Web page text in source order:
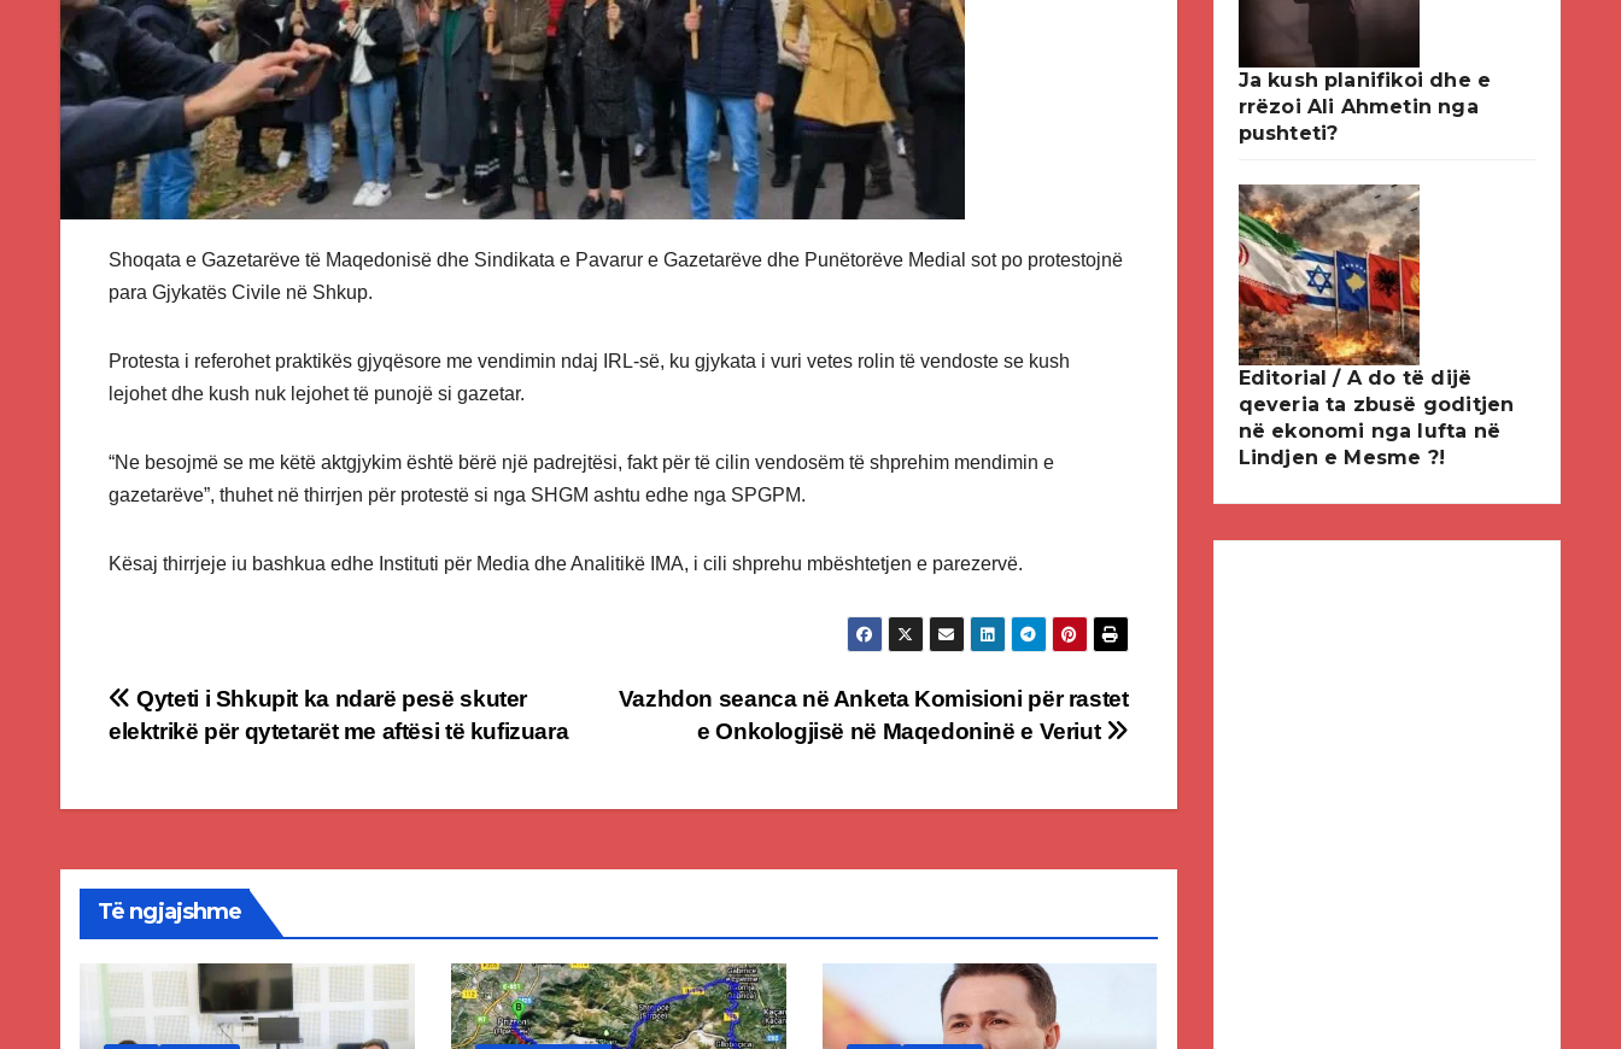
Shoqata e Gazetarëve të Maqedonisë dhe Sindikata e Pavarur e Gazetarëve dhe Punëtorëve Medial sot po protestojnë
para Gjykatës Civile në Shkup.
Protesta i referohet praktikës gjyqësore me vendimin ndaj IRL-së, ku gjykata i vuri vetes rolin të vendoste se kush
lejohet dhe kush nuk lejohet të punojë si gazetar.
“Ne besojmë se me këtë aktgjykim është bërë një padrejtësi, fakt për të cilin vendosëm të shprehim mendimin e
gazetarëve”, thuhet në thirrjen për protestë si nga SHGM ashtu edhe nga SPGPM.
Kësaj thirrjeje iu bashkua edhe Instituti për Media dhe Analitikë IMA, i cili shprehu mbështetjen e parezervë.
Post
navigation
Vazhdon seanca në Anketa Komisioni për rastet
e Onkologjisë në Maqedoninë e Veriut
Qyteti i Shkupit ka ndarë pesë skuter
elektrikë për qytetarët me aftësi të kufizuara
Të ngjajshme
Ja kush planifikoi dhe e
rrëzoi Ali Ahmetin nga
pushteti?
Editorial / A do të dijë
qeveria ta zbusë goditjen
në ekonomi nga lufta në
Lindjen e Mesme ?!